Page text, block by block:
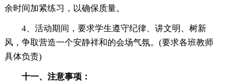
余时间加紧练习，以确保质量。
4、活动期间，要求学生遵守纪律、讲文明、树新
风，争取营造一个安静祥和的会场气氛。(要求各班教师
具体负责)
十一、注意事项：